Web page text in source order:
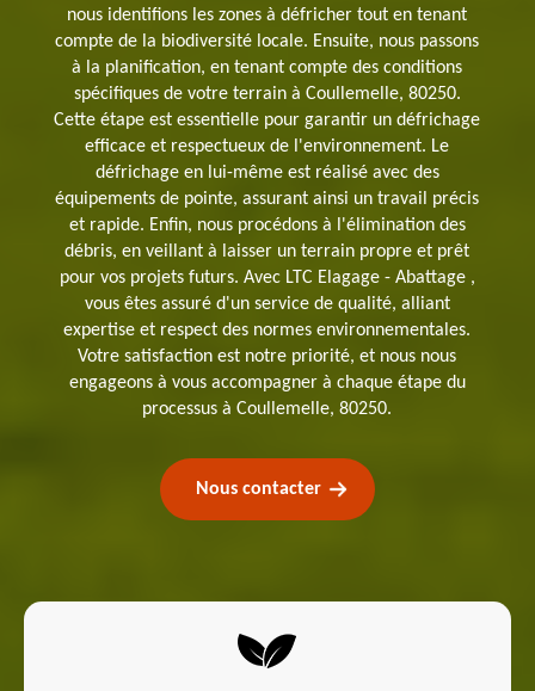
nous identifions les zones à défricher tout en tenant
compte de la biodiversité locale. Ensuite, nous passons
à la planification, en tenant compte des conditions
spécifiques de votre terrain à Coullemelle, 80250.
Cette étape est essentielle pour garantir un défrichage
efficace et respectueux de l'environnement. Le
défrichage en lui-même est réalisé avec des
équipements de pointe, assurant ainsi un travail précis
et rapide. Enfin, nous procédons à l'élimination des
débris, en veillant à laisser un terrain propre et prêt
pour vos projets futurs. Avec LTC Elagage - Abattage ,
vous êtes assuré d'un service de qualité, alliant
expertise et respect des normes environnementales.
Votre satisfaction est notre priorité, et nous nous
engageons à vous accompagner à chaque étape du
processus à Coullemelle, 80250.
Nous contacter